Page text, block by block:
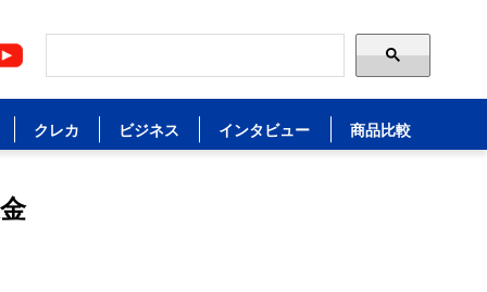
クレカ ビジネス インタビュー 商品比較